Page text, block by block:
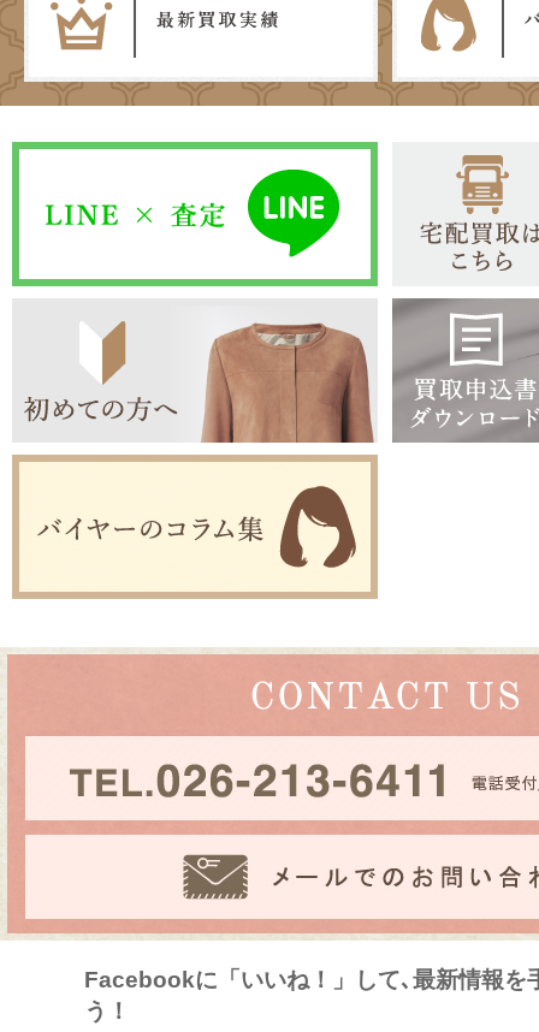
Facebookに「いいね！」して､最新情報を
う！